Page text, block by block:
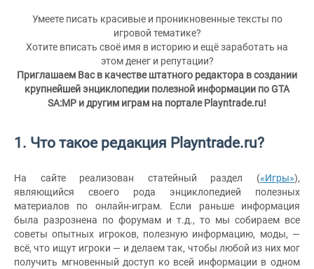
Умеете писать красивые и проникновенные тексты по
игровой тематике?
Хотите вписать своё имя в историю и ещё заработать на
этом денег и репутации?
Приглашаем Вас в качестве штатного редактора в создании
крупнейшей энциклопедии полезной информации по GTA
SA:MP и другим играм на портале Playntrade.ru!
1. Что такое редакция Playntrade.ru?
На сайте реализован статейный раздел («Игры»),
являющийся своего рода энциклопедией полезных
материалов по онлайн-играм. Если раньше информация
была разрознена по форумам и т.д., то мы собираем все
советы опытных игроков, полезную информацию, моды, —
всё, что ищут игроки — и делаем так, чтобы любой из них мог
получить мгновенный доступ ко всей информации в одном